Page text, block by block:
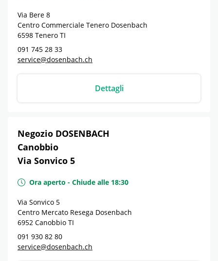
Via Bere 8
Centro Commerciale Tenero Dosenbach
6598 Tenero TI
091 745 28 33
service@dosenbach.ch
Dettagli
Negozio DOSENBACH
Canobbio
Via Sonvico 5
Ora aperto - Chiude alle 18:30
Via Sonvico 5
Centro Mercato Resega Dosenbach
6952 Canobbio TI
091 930 82 80
service@dosenbach.ch